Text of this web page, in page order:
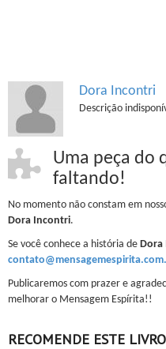
Dora Incontri
Descrição
Uma peça do
faltando!
No momento não constam em
Dora Incontri.
Se você conhece a história de Dora
Publicaremos com prazer e
melhorar o Mensagem Espírita!!
RECOMENDE ESTE LIVRO